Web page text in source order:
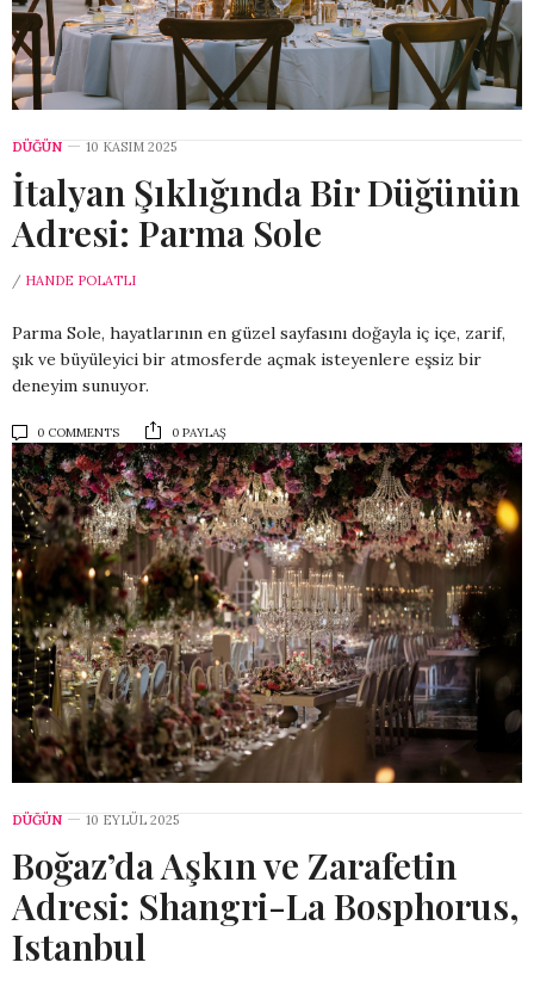
DÜĞÜN 10 KASIM 2025
İtalyan Şıklığında Bir Düğünün
Adresi: Parma Sole
/ HANDE POLATLI
Parma Sole, hayatlarının en güzel sayfasını doğayla iç içe, zarif,
şık ve büyüleyici bir atmosferde açmak isteyenlere eşsiz bir
deneyim sunuyor.
0 COMMENTS 0 PAYLAŞ
DÜĞÜN 10 EYLÜL 2025
Boğaz’da Aşkın ve Zarafetin
Adresi: Shangri-La Bosphorus,
Istanbul